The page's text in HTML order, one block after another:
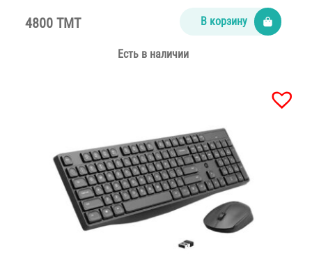
4800 TMT В корзину
Есть в наличии